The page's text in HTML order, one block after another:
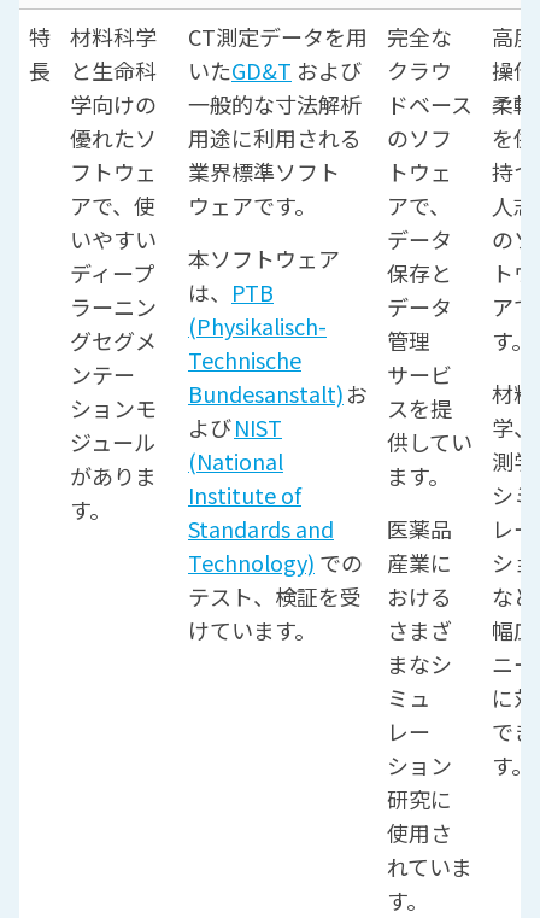
特
長
材料科学
と生命科
学向けの
優れたソ
フトウェ
アで、使
いやすい
ディープ
ラーニン
グセグメ
ンテー
ションモ
ジュール
がありま
す。
CT測定データを用
いたGD&T および
一般的な寸法解析
用途に利用される
業界標準ソフト
ウェアです。
本ソフトウェア
は、 PTB
(Physikalisch-
Technische
Bundesanstalt)お
よびNIST
(National
Institute of
Standards and
Technology) での
テスト、検証を受
けています。
完全な
クラウ
ドベース
のソフ
トウェ
アで、
データ
保存と
データ
管理
サービ
スを提
供してい
ます。
医薬品
産業に
おける
さまざ
まなシ
ミュ
レー
ション
研究に
使用さ
れていま
す。
高
操
柔
を
持
人
の
ト
アで
す。
材
学
測
シ
レー
シ
な
幅
ニ
に
で
す。